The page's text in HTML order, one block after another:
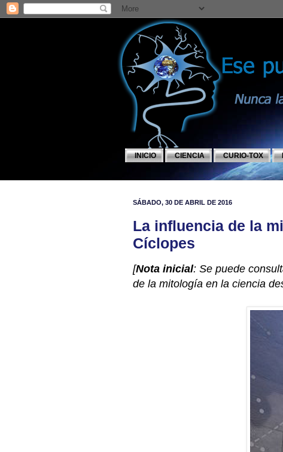
INICIO CIENCIA CURIO-TOX
SÁBADO, 30 DE ABRIL DE 2016
La influencia de la
Cíclopes
[Nota inicial: Se puede
de la mitología en la ciencia